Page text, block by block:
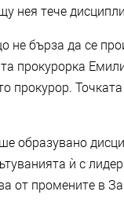
нея тече
бърза да се
прокурорка
прокурор.
образувано
ѝ с
от промените в